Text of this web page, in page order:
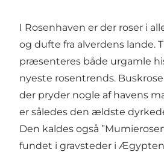
I Rosenhaven er der roser i
og dufte fra alverdens lande.
præsenteres både urgamle
nyeste rosentrends.
der pryder nogle af havens
er således den ældste
Den kaldes også
fundet i gravsteder i Ægypten